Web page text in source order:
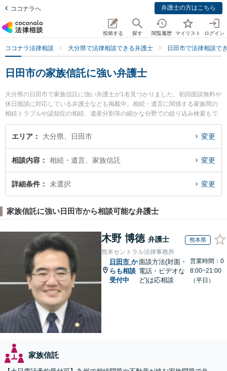
ココナラへ 弁護士の方はこちら
投稿する 探す 閲覧履歴 マイリスト ログイン
ココナラ法律相談 大分県で法律相談できる弁護士 日田市で法律相談で
日田市の家族信託に強い弁護士
大分県の日田市で家族信託に強い弁護士が1名見つかりました。初回面談無料や
休日面談に対応している弁護士なども掲載中。相続・遺言に関係する家族間の
相続トラブルや認知症の相続、遺産分割等の細かな分野での絞り込み検索もで
き便利です。特に弁護士法人おおいた市民総合法律事務所 日田事務所の柿木 大
弁護士のプロフィール情報や弁護士費用、強みなどが注目されています。『日
回相談無料で家族信託を法律相談できる日田市内の弁護士に相談予約したい』
などでお困りの相談者さんにおすすめです。
エリア 大分県、日田市 変更
相談内容 相続・遺言、家族信託 変更
詳細条件 未選択 変更
家族信託に強い日田市から相談可能な弁護士
木野 博徳 弁護士 熊本県
熊本セントラル法律事務所
日田市 か
らも相談
受付中
面談方法(対面・
電話・ビデオな
ど)は応相談
営業時間：0
8:00~21:00
（平日）
家族信託